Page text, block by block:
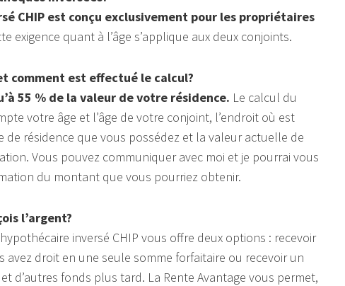
CHIP est conçu exclusivement pour les propriétaires
exigence quant à l’âge s’applique aux deux conjoints.
comment est effectué le calcul?
55 % de la valeur de votre résidence. Le calcul du
votre âge et l’âge de votre conjoint, l’endroit où est
de résidence que vous possédez et la valeur actuelle de
Vous pouvez communiquer avec moi et je pourrai vous
du montant que vous pourriez obtenir.
l’argent?
inversé CHIP vous offre deux options : recevoir
droit en une seule somme forfaitaire ou recevoir un
d’autres fonds plus tard. La Rente Avantage vous permet,